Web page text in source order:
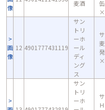
像
麦酒
×
画
像
12 4901777431119
サン
トリ
ーホ
ール
ディ
ング
ス
サン
トリ
ーホ